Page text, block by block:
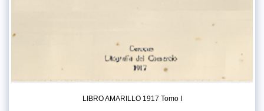
LIBRO AMARILLO 1917 Tomo I